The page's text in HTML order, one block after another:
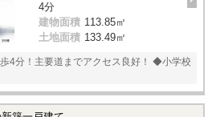
4分
建物面積 113.85㎡
土地面積 133.49㎡
4分！主要道までアクセス良好！ ◆小学校